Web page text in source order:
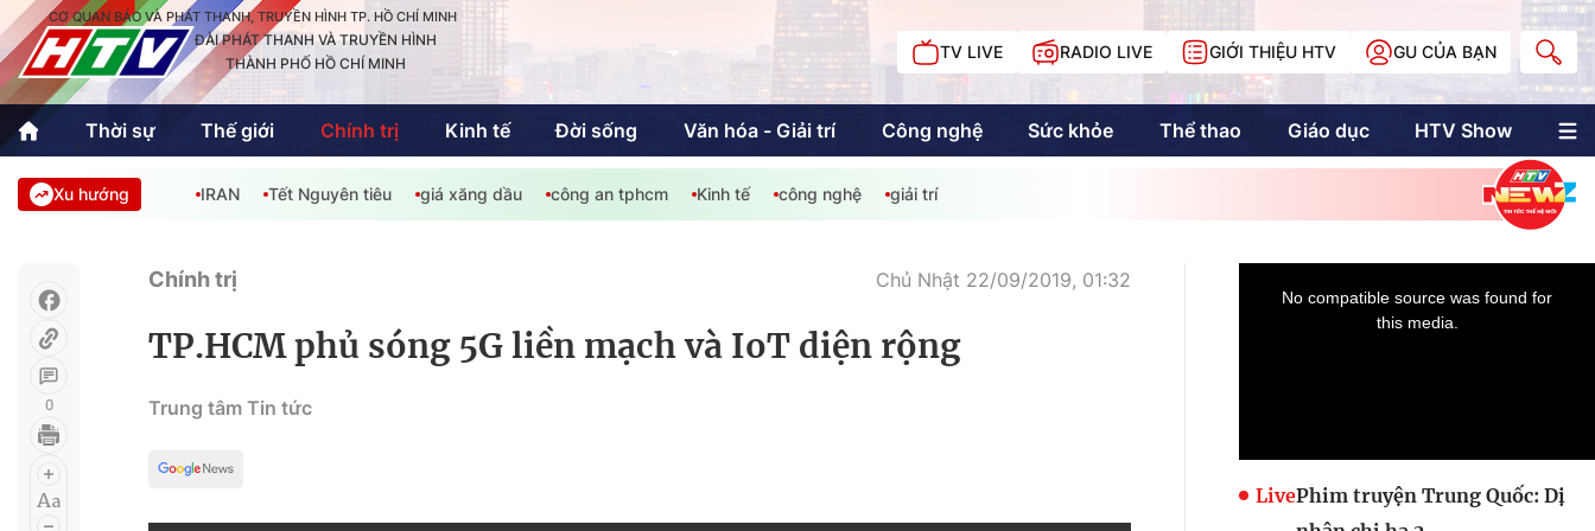
CƠ QUAN BÁO VÀ PHÁT THANH, TRUYỀN HÌNH TP. HỒ CHÍ MINH
ĐÀI PHÁT THANH VÀ TRUYỀN HÌNH
THÀNH PHỐ HỒ CHÍ MINH
TV LIVE RADIO LIVE GIỚI THIỆU HTV GU CỦA BẠN
Thời sự Thế giới Chính trị Kinh tế Đời sống Văn hóa - Giải trí Công nghệ Sức khỏe Thể thao Giáo dục HTV Show
Thời sự
Thể thao
Quốc tế
Văn hóa - Giải trí
Giáo dục Kinh tế
An Sinh
Công nghệ
Multimedia
Multiform
Doanh nhân Sài
Gòn
Xu hướng IRAN Tết Nguyên tiêu giá xăng dầu công an tphcm Kinh tế công nghệ giải trí
0
Chính trị Chủ Nhật 22/09/2019, 01:32
TP.HCM phủ sóng 5G liền mạch và IoT diện rộng
Trung tâm Tin tức
LivePhim truyện Trung Quốc: Dị